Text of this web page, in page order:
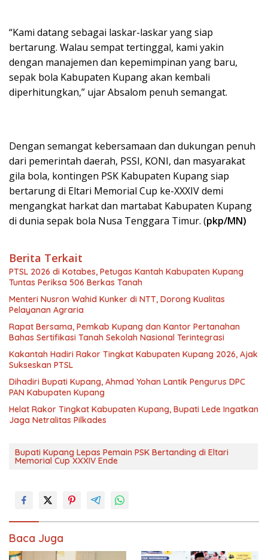
“Kami datang sebagai laskar-laskar yang siap
bertarung. Walau sempat tertinggal, kami yakin
dengan manajemen dan kepemimpinan yang baru,
sepak bola Kabupaten Kupang akan kembali
diperhitungkan,” ujar Absalom penuh semangat.
Dengan semangat kebersamaan dan dukungan penuh
dari pemerintah daerah, PSSI, KONI, dan masyarakat
gila bola, kontingen PSK Kabupaten Kupang siap
bertarung di Eltari Memorial Cup ke-XXXIV demi
mengangkat harkat dan martabat Kabupaten Kupang
di dunia sepak bola Nusa Tenggara Timur. (pkp/MN)
Berita Terkait
PTSL 2026 di Kotabes, Petugas Kantah Kabupaten Kupang
Tuntas Periksa 506 Berkas Tanah
Menteri Nusron Wahid Kunker di NTT, Dorong Kualitas
Pelayanan Agraria
Rapat Bersama, Pemkab Kupang dan Kantor Pertanahan
Bahas Sertifikasi Tanah Sekolah Nasional Terintegrasi
Kakantah Hadiri Rakor Tingkat Kabupaten Kupang 2026, Ajak
Sukseskan PTSL
Dihadiri Bupati Kupang, Ahmad Yohan Lantik Pengurus DPC
PAN Kabupaten Kupang
Helat Rakor Tingkat Kabupaten Kupang, Bupati Lede Ingatkan
Jaga Netralitas Pilkades
Bupati Kupang Lepas Pemain PSK Bertanding di Eltari
Memorial Cup XXXIV Ende
Baca Juga